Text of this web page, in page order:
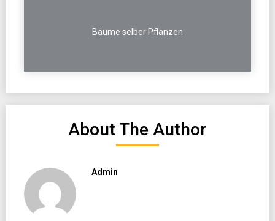
Bäume selber Pflanzen
About The Author
Admin